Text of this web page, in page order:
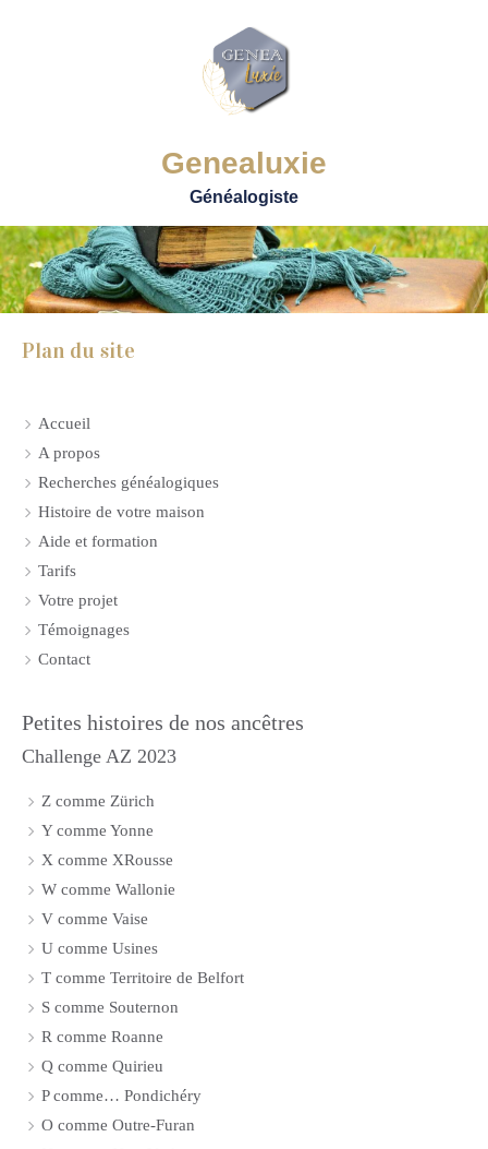
Genealuxie
Généalogiste
Plan du site
Accueil
A propos
Recherches généalogiques
Histoire de votre maison
Aide et formation
Tarifs
Votre projet
Témoignages
Contact
Petites histoires de nos ancêtres
Challenge AZ 2023
Z comme Zürich
Y comme Yonne
X comme XRousse
W comme Wallonie
V comme Vaise
U comme Usines
T comme Territoire de Belfort
S comme Souternon
R comme Roanne
Q comme Quirieu
P comme… Pondichéry
O comme Outre-Furan